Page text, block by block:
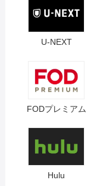
U-NEXT
FODプレミアム
Hulu